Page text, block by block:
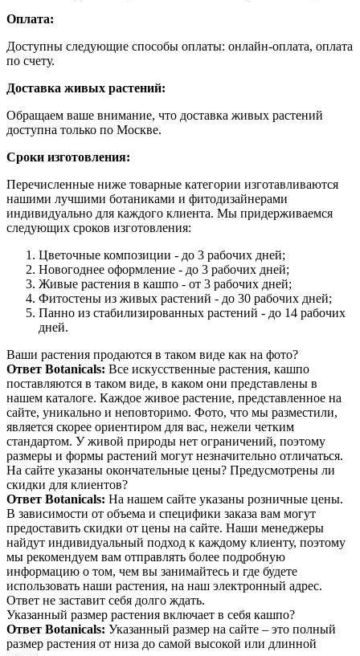
Оплата:
Доступны следующие способы оплаты: онлайн-оплата, оплата
по счету.
Доставка живых растений:
Обращаем ваше внимание, что доставка живых растений
доступна только по Москве.
Сроки изготовления:
Перечисленные ниже товарные категории изготавливаются
нашими лучшими ботаниками и фитодизайнерами
индивидуально для каждого клиента. Мы придерживаемся
следующих сроков изготовления:
Цветочные композиции - до 3 рабочих дней;
Новогоднее оформление - до 3 рабочих дней;
Живые растения в кашпо - от 3 рабочих дней;
Фитостены из живых растений - до 30 рабочих дней;
Панно из стабилизированных растений - до 14 рабочих
дней.
Ваши растения продаются в таком виде как на фото?
Ответ Botanicals: Все искусственные растения, кашпо
поставляются в таком виде, в каком они представлены в
нашем каталоге. Каждое живое растение, представленное на
сайте, уникально и неповторимо. Фото, что мы разместили,
является скорее ориентиром для вас, нежели четким
стандартом. У живой природы нет ограничений, поэтому
размеры и формы растений могут незначительно отличаться.
На сайте указаны окончательные цены? Предусмотрены ли
скидки для клиентов?
Ответ Botanicals: На нашем сайте указаны розничные цены.
В зависимости от объема и специфики заказа вам могут
предоставить скидки от цены на сайте. Наши менеджеры
найдут индивидуальный подход к каждому клиенту, поэтому
мы рекомендуем вам отправлять более подробную
информацию о том, чем вы занимайтесь и где будете
использовать наши растения, на наш электронный адрес.
Ответ не заставит себя долго ждать.
Указанный размер растения включает в себя кашпо?
Ответ Botanicals: Указанный размер на сайте – это полный
размер растения от низа до самой высокой или длинной